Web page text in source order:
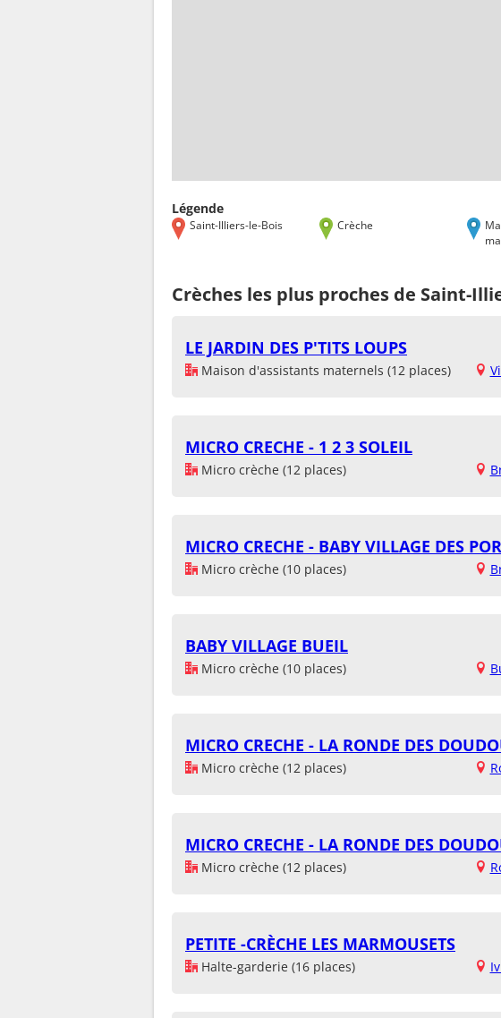
Légende
Saint-Illiers-le-Bois Crèche
Crèches les plus proches de Saint-
LE JARDIN DES P'TITS LOUPS
Maison d'assistants maternels (12 places)
MICRO CRECHE - 1 2 3 SOLEIL
Micro crèche (12 places)
MICRO CRECHE - BABY VILLAGE DES
Micro crèche (10 places)
BABY VILLAGE BUEIL
Micro crèche (10 places)
MICRO CRECHE - LA RONDE DES
Micro crèche (12 places)
MICRO CRECHE - LA RONDE DES
Micro crèche (12 places)
PETITE -CRÈCHE LES MARMOUSETS
Halte-garderie (16 places)